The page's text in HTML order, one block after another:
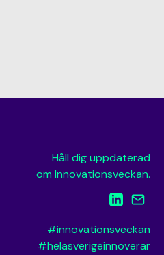
Håll dig uppdaterad
om Innovationsveckan.
#innovationsveckan
#helasverigeinnoverar